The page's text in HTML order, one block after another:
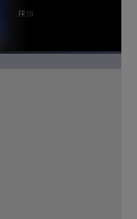
FR EN